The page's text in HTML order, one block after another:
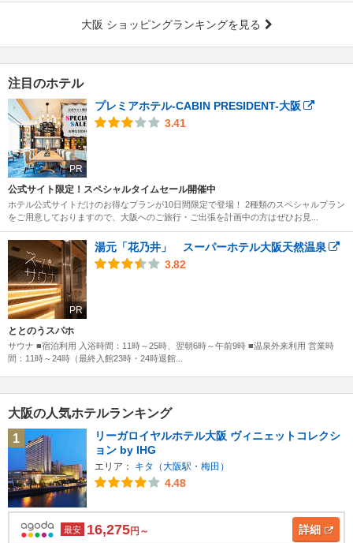
大阪 ショッピングランキングを見る
注目のホテル
PR
プレミアホテル-CABIN PRESIDENT-大阪
3.41
公式サイト限定！スペシャルタイムセール開催中
ホテル公式サイトだけのお得なプランが10日間限定で登場！ 2種類のスペシャルプラン
をご用意しておりますので、大阪へのご旅行・ご出張を計画中の方はぜひお見...
PR
湯元「花乃井」 スーパーホテル大阪天然温泉
3.82
ととのうスパホ
サウナ ■宿泊利用 入浴時間：11時～25時、翌朝6時～午前9時 ■温泉外来利用 営業時
間：11時～24時（最終入館23時・24時退館...
大阪の人気ホテルランキング
1
リーガロイヤルホテル大阪 ヴィニェットコレクシ
ョン by IHG
エリア： キタ（大阪駅・梅田）
4.48
最安 16,275円～ 詳細